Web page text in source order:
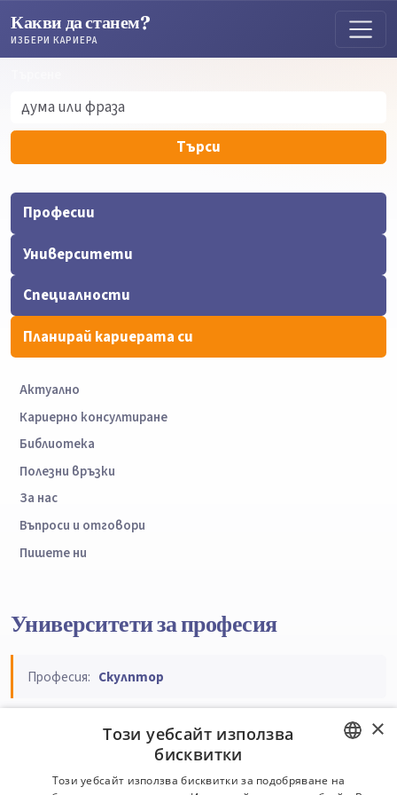
Какви да станем?
ИЗБЕРИ КАРИЕРА
Търси
Професии
Университети
Специалности
Планирай кариерата си
Актуално
Кариерно консултиране
Библиотека
Полезни връзки
За нас
Въпроси и отговори
Пишете ни
Университети за професия
Професия: Скулптор
Име Тип Регион
BULGARIAN
×
Този уебсайт използва
бисквитки
Този уебсайт използва бисквитки за подобряване на